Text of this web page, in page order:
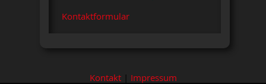
Kontaktformular
Kontakt| Impressum